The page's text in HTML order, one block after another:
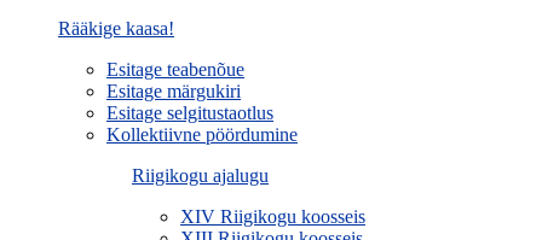
Rääkige kaasa!
Esitage teabenõue
Esitage märgukiri
Esitage selgitustaotlus
Kollektiivne pöördumine
Riigikogu ajalugu
XIV Riigikogu koosseis